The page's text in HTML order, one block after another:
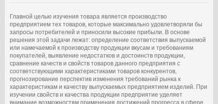
Главной целью изучения товара является производство
предприятием тех товаров, которые максимально удовлетворяли бы
запросы потребителей и приносили высокие прибыли. В основе
решения этой задачи лежат: определение соответствия выпускаемой
или намечаемой к производству продукции вкусам и требованиям
покупателей, выявление недостатков и достоинств продукции,
сравнение качеств и свойств товаров данного предприятия с
соответствующими характеристиками товаров конкурентов,
прогнозирование перспектив изменения требований рынка к
характеристикам и качеству выпускаемых предприятием изделий. При
изучении свойств и качества продукции предприятие уделяет
внимание возможностям применения достижений прогресса в сфере